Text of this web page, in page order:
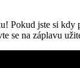
Pokud jste si
se na záplavu